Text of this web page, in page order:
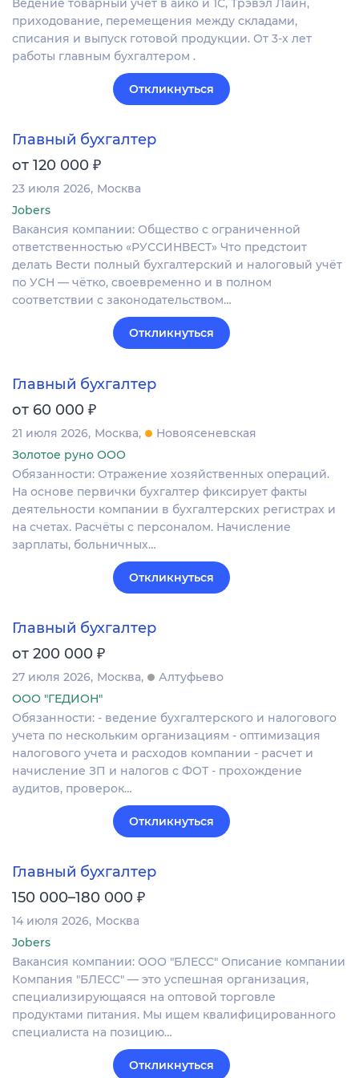
Ведение товарный учет в айко и 1С, Трэвэл Лайн,
приходование, перемещения между складами,
списания и выпуск готовой продукции. От 3-х лет
работы главным бухгалтером .
Откликнуться
Главный бухгалтер
от 120 000 ₽
23 июля 2026 Москва
Jobers
Вакансия компании: Общество с ограниченной
ответственностью «РУССИНВЕСТ» Что предстоит
делать Вести полный бухгалтерский и налоговый учёт
по УСН — чётко, своевременно и в полном
соответствии с законодательством…
Откликнуться
Главный бухгалтер
от 60 000 ₽
21 июля 2026 Москва
Новоясеневская
Золотое руно ООО
Обязанности: Отражение хозяйственных операций.
На основе первички бухгалтер фиксирует факты
деятельности компании в бухгалтерских регистрах и
на счетах. Расчёты с персоналом. Начисление
зарплаты, больничных…
Откликнуться
Главный бухгалтер
от 200 000 ₽
27 июля 2026 Москва
Алтуфьево
ООО "ГЕДИОН"
Обязанности: - ведение бухгалтерского и налогового
учета по нескольким организациям - оптимизация
налогового учета и расходов компании - расчет и
начисление ЗП и налогов с ФОТ - прохождение
аудитов, проверок…
Откликнуться
Главный бухгалтер
150 000–180 000 ₽
14 июля 2026 Москва
Jobers
Вакансия компании: ООО "БЛЕСС" Описание компании
Компания "БЛЕСС" — это успешная организация,
специализирующаяся на оптовой торговле
продуктами питания. Мы ищем квалифицированного
специалиста на позицию…
Откликнуться